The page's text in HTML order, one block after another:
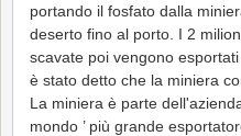
portando il fosfato dalla
deserto fino al porto. I 2
scavate poi vengono
è stato detto che la miniera
La miniera è parte
mondo ’ più grande